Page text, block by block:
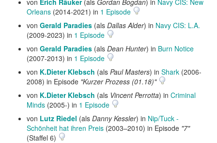
von Erich Räuker(als Gordan Bogdan) in Navy CIS: New
Orleans (2014-2021) in 1 Episode
von Gerald Paradies (als Dallas Alder) in Navy CIS: L.A.
(2009-2023) in 1 Episode
von Gerald Paradies (als Dean Hunter) in Burn Notice
(2007-2013) in 1 Episode
von K.Dieter Klebsch (als Paul Masters) in Shark (2006-
2008) in Episode "Kurzer Prozess (01.18)"
von K.Dieter Klebsch (als Vincent Perrotta) in Criminal
Minds (2005-) in 1 Episode
von Lutz Riedel (als Danny Kessler) in Nip/Tuck -
Schönheit hat ihren Preis (2003–2010) in Episode "7"
(Staffel 6)